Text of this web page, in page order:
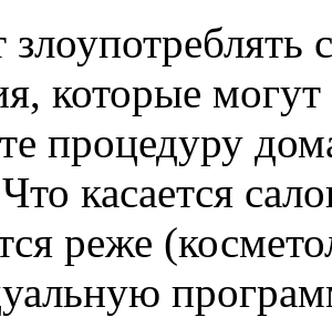
которые
процедуру
касается
реже